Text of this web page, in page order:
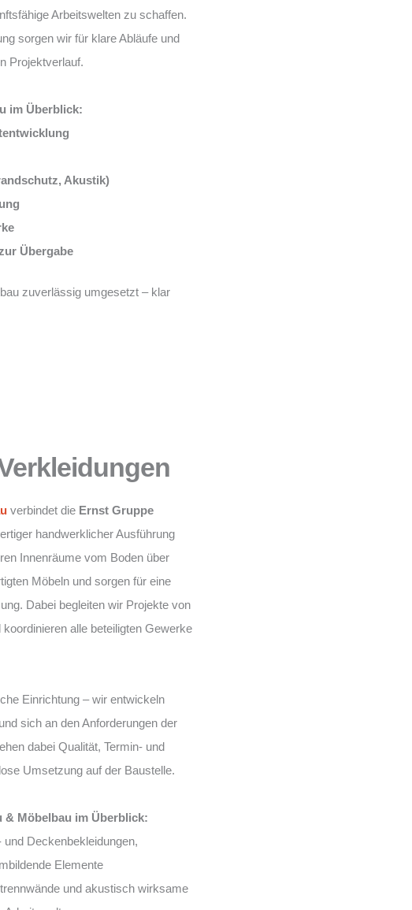
Arbeitswelten zu schaffen.
sorgen wir für klare Abläufe und
Projektverlauf.
im Überblick:
Akustik)
Übergabe
zuverlässig umgesetzt – klar
verbindet die Ernst Gruppe
handwerklicher Ausführung
Innenräume vom Boden über
Möbeln und sorgen für eine
Dabei begleiten wir Projekte von
alle beteiligten Gewerke
Einrichtung – wir entwickeln
sich an den Anforderungen der
dabei Qualität, Termin- und
Umsetzung auf der Baustelle.
& Möbelbau im Überblick:
und Deckenbekleidungen,
Elemente
und akustisch wirksame